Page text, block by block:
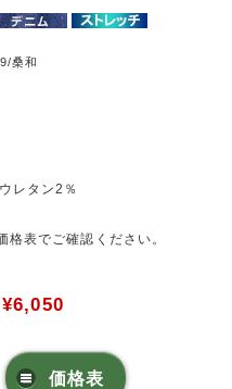
桑和
レタン2％
表でご確認ください。
¥6,050
価格表